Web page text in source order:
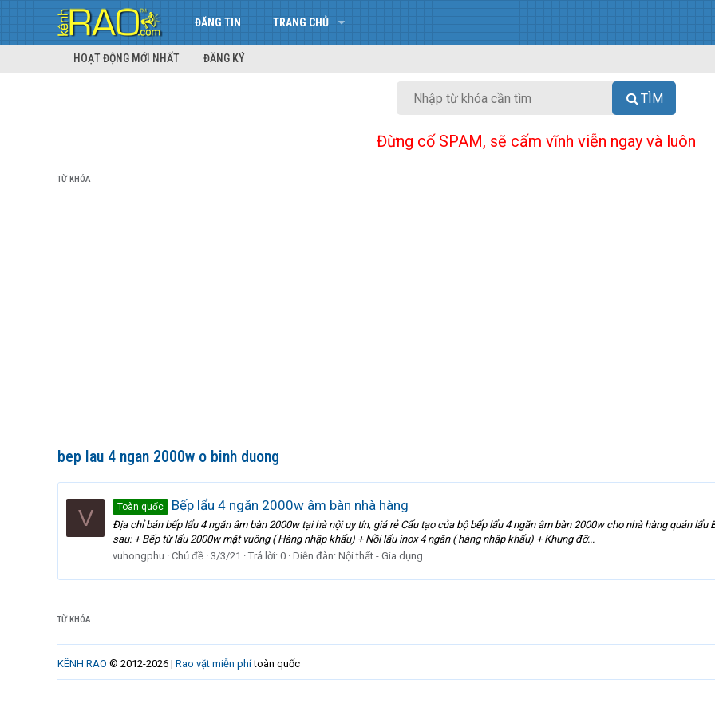
ĐĂNG TIN TRANG CHỦ
HOẠT ĐỘNG MỚI NHẤT ĐĂNG KÝ
TÌM
Đừng cố SPAM, sẽ cấm vĩnh viễn ngay và luôn
TỪ KHÓA
bep lau 4 ngan 2000w o binh duong
V Toàn quốc Bếp lẩu 4 ngăn 2000w âm bàn nhà hàng
Địa chỉ bán bếp lẩu 4 ngăn âm bàn 2000w tại hà nội uy tín, giá rẻ Cấu tạo của bộ bếp lẩu 4 ngăn âm bàn 2000w cho nhà hàng quán
sau: + Bếp từ lẩu 2000w mặt vuông ( Hàng nhập khẩu) + Nồi lẩu inox 4 ngăn ( hàng nhập khẩu) + Khung đỡ...
vuhongphu
Chủ đề 3/3/21 Trả lời: 0 Diễn đàn: Nội thất - Gia dụng
TỪ KHÓA
KÊNH RAO © 2012-2026 | Rao vặt miễn phítoàn quốc